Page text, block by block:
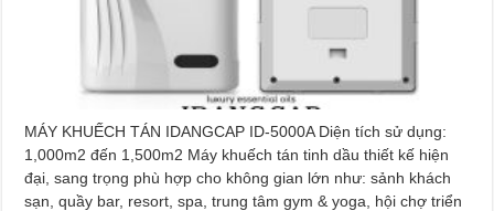
MÁY KHUẾCH TÁN IDANGCAP ID-5000A Diện tích sử dụng:
1,000m2 đến 1,500m2 Máy khuếch tán tinh dầu thiết kế hiện
đại, sang trọng phù hợp cho không gian lớn như: sảnh khách
sạn, quầy bar, resort, spa, trung tâm gym & yoga, hội chợ triển